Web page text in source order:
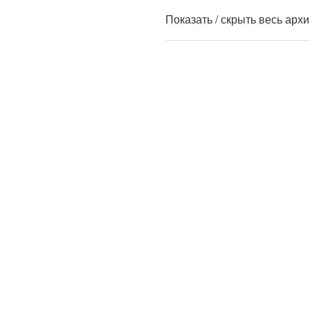
Показать / скрыть весь